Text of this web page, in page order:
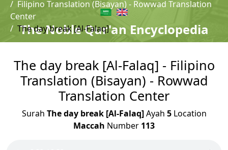
The Noble Qur'an Encyclopedia
Filipino Translation (Bisayan) - Rowwad Translation
Center
The day break [Al-Falaq]
The day break [Al-Falaq] - Filipino
Translation (Bisayan) - Rowwad
Translation Center
Surah The day break [Al-Falaq]Ayah 5Location
Maccah Number 113